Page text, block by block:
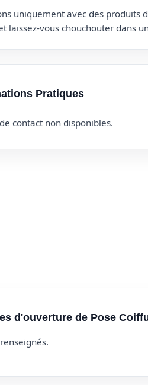
uniquement avec des produits
laissez-vous chouchouter dans
Pratiques
contact non disponibles.
d'ouverture de Pose